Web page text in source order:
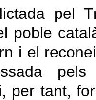
pel
poble
i el
per tant,